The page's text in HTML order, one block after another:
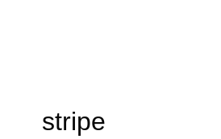
stripe